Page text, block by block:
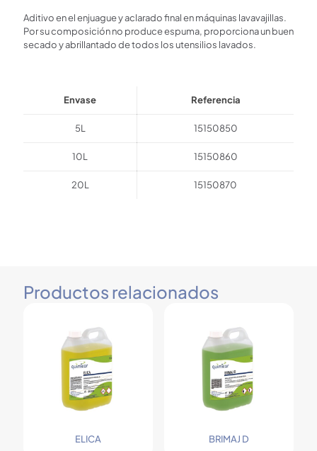
Aditivo en el enjuague y aclarado final en máquinas lavavajillas.
Por su composición no produce espuma, proporciona un buen
secado y abrillantado de todos los utensilios lavados.
Envase Referencia
5L 15150850
10L 15150860
20L 15150870
Productos relacionados
ELICA BRIMAJ D